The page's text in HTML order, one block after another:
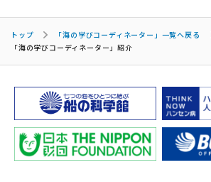
トップ
「海の学びコーディネーター」一覧へ戻る
「海の学びコーディネーター」紹介